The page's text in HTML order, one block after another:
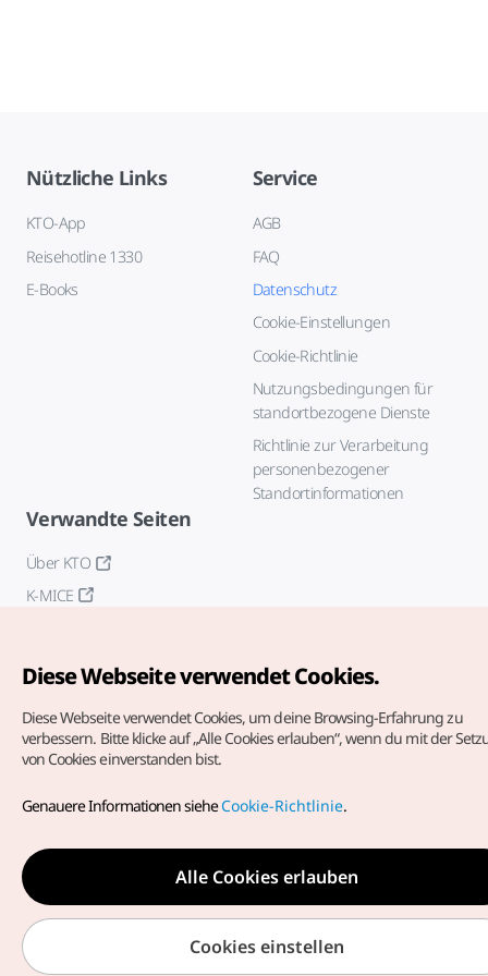
Nützliche Links
KTO-App
Reisehotline 1330
E-Books
Service
AGB
FAQ
Datenschutz
Cookie-Einstellungen
Cookie-Richtlinie
Nutzungsbedingungen für
standortbezogene Dienste
Richtlinie zur Verarbeitung
personenbezogener
Standortinformationen
Verwandte Seiten
Über KTO
K-MICE
vorbehalten.
dieoffizielle E-Mail-Adresse
german@knto.or.kr
Diese Webseite verwendet Cookies.
Diese Webseite verwendet Cookies, um deine Browsing-Erfahrung zu
verbessern. Bitte klicke auf „Alle Cookies erlauben“, wenn du mit der
von Cookies einverstanden bist.
Genauere Informationen sieheCookie-Richtlinie.
Alle Cookies erlauben
Cookies einstellen